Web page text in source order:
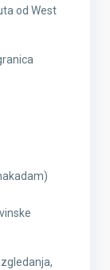
od West